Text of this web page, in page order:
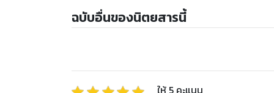
ฉบับอื่นของนิตยสารนี้
ให้ 5 คะแนน